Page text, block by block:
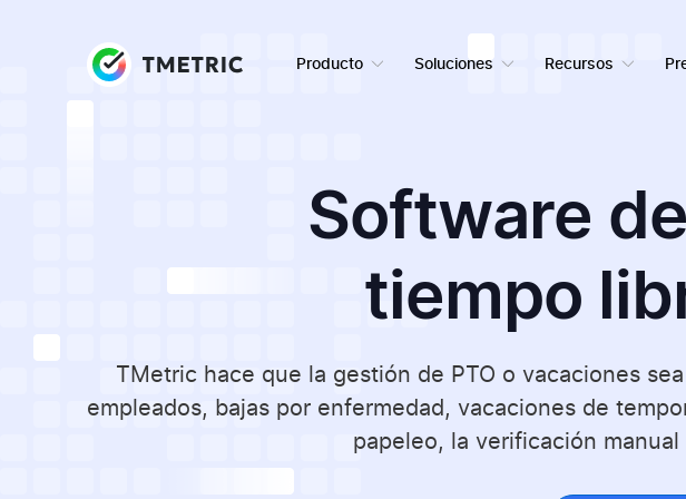
Software
tiempo
TMetric hace que la gestión de PTO o vacaciones
empleados, bajas por enfermedad, vacaciones de
papeleo, la verificación
Producto Soluciones Recursos